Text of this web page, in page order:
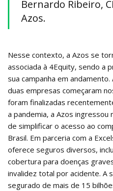
Bernardo Ribeiro,
Azos.
Nesse contexto, a Azos se
associada à 4Equity, sendo a
sua campanha em
duas empresas começaram
foram finalizadas
a pandemia, a Azos
de simplificar o acesso ao
Brasil. Em parceria com a
oferece seguros diversos,
cobertura para doenças
invalidez total por acidente. A
segurado de mais de 15